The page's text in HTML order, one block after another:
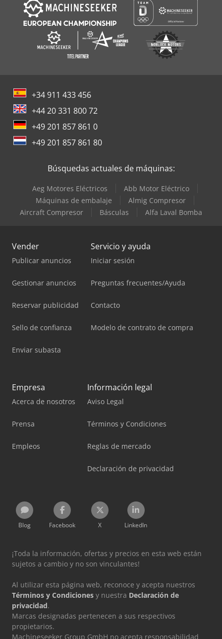
+34 911 433 456
+44 20 331 800 72
+49 201 857 861 0
+49 201 857 861 80
Búsquedas actuales de máquinas:
Aeg Motores Eléctricos
Abb Motor Eléctrico
Máquinas de embalaje
Almig Compresor
Aircraft Compresor
Básculas Alfa Laval Bomba
Vender
Publicar anuncios
Gestionar anuncios
Reservar publicidad
Sello de confianza
Enviar subasta
Servicio y ayuda
Iniciar sesión
Preguntas frecuentes/Ayuda
Contacto
Modelo de contrato de compra
Empresa
Acerca de nosotros
Prensa
Empleos
Información legal
Aviso Legal
Términos y Condiciones
Reglas de mercado
Declaración de privacidad
Blog Facebook X LinkedIn
¡Toda la información, ofertas y precios en esta web están
sujetos a cambio y no son vinculantes!
Al utilizar esta página web, reconoce y acepta nuestros
Términos y Condiciones y nuestra Declaración de
privacidad.
Marcas designadas pertenecen a sus respectivos
propietarios.
Machineseeker Group GmbH no acepta responsabilidad